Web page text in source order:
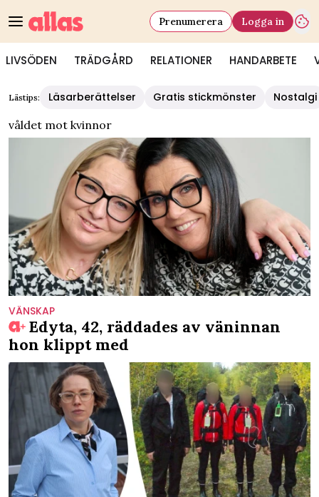
LIVSÖDEN TRÄDGÅRD RELATIONER HANDARBETE
Prenumerera Logga in
Lästips: Läsarberättelser Gratis stickmönster
Nostalgi
våldet mot kvinnor
VÄNSKAP
Edyta, 42, räddades av väninnan
hon klippt med